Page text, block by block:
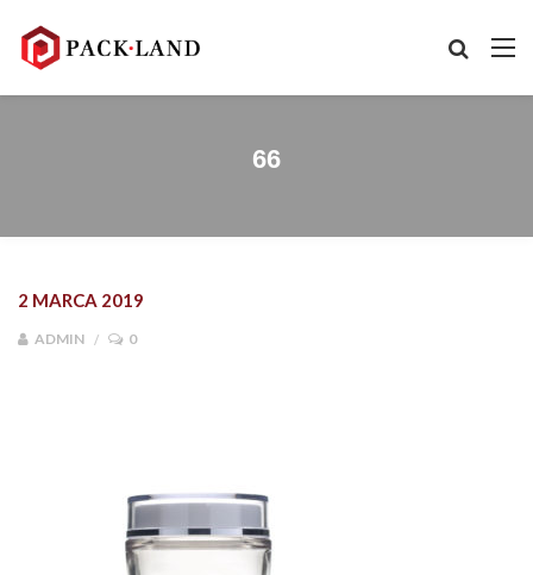
66
2 MARCA 2019
ADMIN 0